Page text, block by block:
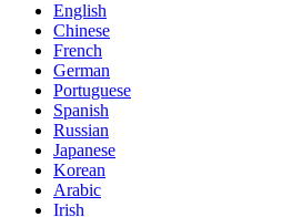
English
Chinese
French
German
Portuguese
Spanish
Russian
Japanese
Korean
Arabic
Irish